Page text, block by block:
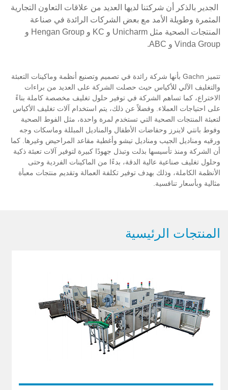
الجدير بالذكر أن شركتنا لديها العديد من علاقات التعاون التجارية
المثمرة وطويلة الأمد مع بعض الشركات الرائدة في صناعة
المنتجات الصحية مثل Unicharm و KC و Hengan Group و
Vinda Group و ABC.
تتميز Gachn بأنها شركة رائدة في تصميم وتصنيع أنظمة وماكينات التعبئة
والتغليف الآلي للأكياس حيث حصلت الشركة على العديد من براءات
الاختراع، كما تساهم الشركة في توفير حلول تغليف مخصصة كاملة بناءً
على احتياجات العملاء. وفضلاً عن ذلك، يتم استخدام آلات تغليف الأكياس
لتعبئة المنتجات الصحية التي تستخدم لمرة واحدة، مثل الفوط الصحية
وفوط بانتي لاينرز وحفاضات الأطفال والمناديل المبللة وماسكات وجه
ورقيه ومناديل الجيب ومناديل تيشو وأغطية مقاعد المراحيض وغيرها. كما
أن الشركة ومنذ تأسيسها بذلت وتبذل جهودًا كبيرة لتوفير آلات تعبئة ذكية
وحلول تغليف صناعية عالية الدقة، بدءًا من الماكينات الفردية وحتى
الأنظمة الكاملة، وذلك بهدف توفير تكلفة العمالة وتقديم منتجات معبأة
مثالية وبأسعار تنافسية.
المنتجات الرئيسية